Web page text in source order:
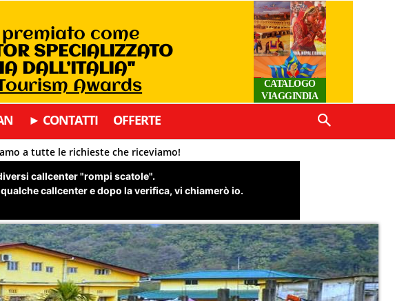
premiato come
SPECIALIZZATO
DALL’ITALIA"
Awards
CATALOGO
VIAGGINDIA
► CONTATTI OFFERTE
a tutte le richieste che riceviamo!
callcenter "rompi scatole".
callcenter e dopo la verifica, vi chiamerò io.